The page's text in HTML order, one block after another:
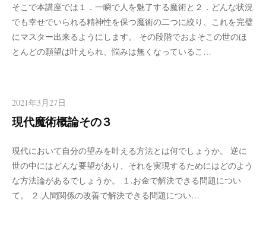
そこで本講座では１．一瞬で人を魅了する魔術と２．どんな状況
でも幸せでいられる精神性を保つ魔術の二つに絞り、これを完璧
にマスター出来るようにします。 その段階でおよそこの世のほ
とんどの願望は叶えられ、悩みは無くなっているこ…
2021年3月27日
現代魔術概論その３
現代において自分の望みを叶える方法とは何でしょうか。 逆に
世の中にはどんな要望があり、それを実現するためにはどのよう
な方法論があるでしょうか。 １.お金で解決できる問題につい
て。 ２.人間関係の改善で解決できる問題につい…